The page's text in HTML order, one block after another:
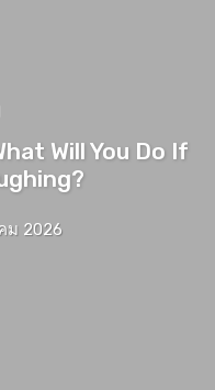
Will You Do If
ม 2026